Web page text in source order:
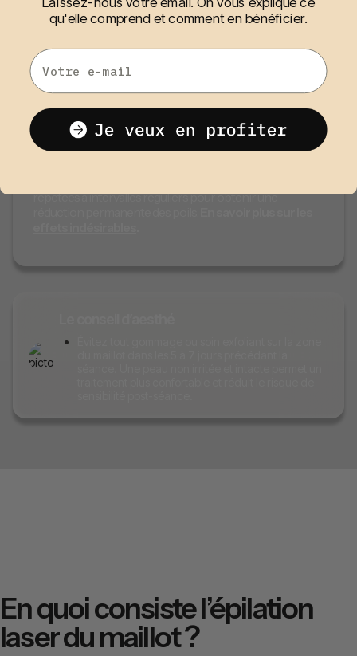
rougeurou une sensation dechaleur, semblable à un
léger coup de soleil. Le praticien peut appliquer une
Il est conseillé d’éviter
protection solaire sur la zone traitée pour prévenir les
irritations. Les poils traités tomberont progressivement
au cours des semaines suivantes.
Il est également recommandé de suivre les instructions
du praticien concernant les soins post-traitement pour
répétées à intervalles réguliers pour obtenir une
En quoi consiste l’épilation
laser du maillot ?
qu'elle comprend et comment en bénéficier.
Email